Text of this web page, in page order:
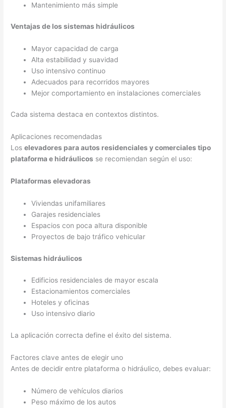
Mantenimiento más simple
Ventajas de los sistemas hidráulicos
Mayor capacidad de carga
Alta estabilidad y suavidad
Uso intensivo continuo
Adecuados para recorridos mayores
Mejor comportamiento en instalaciones comerciales
Cada sistema destaca en contextos distintos.
Aplicaciones recomendadas
Loselevadores para autos residenciales y comerciales tipo
plataforma e hidráulicos se recomiendan según el uso:
Plataformas elevadoras
Viviendas unifamiliares
Garajes residenciales
Espacios con poca altura disponible
Proyectos de bajo tráfico vehicular
Sistemas hidráulicos
Edificios residenciales de mayor escala
Estacionamientos comerciales
Hoteles y oficinas
Uso intensivo diario
La aplicación correcta define el éxito del sistema.
Factores clave antes de elegir uno
Antes de decidir entre plataforma o hidráulico, debes evaluar:
Número de vehículos diarios
Peso máximo de los autos